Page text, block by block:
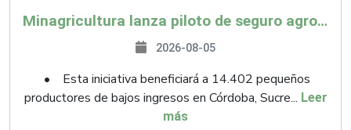
Minagricultura lanza piloto de seguro agropecuario por $9.625 millones para proteger a más de 14.000 pequeños productores contra riesgos del Fenómeno de El Niño
2026-08-05
• Esta iniciativa beneficiará a 14.402 pequeños
productores de bajos ingresos en Córdoba, Sucre... Leer
más